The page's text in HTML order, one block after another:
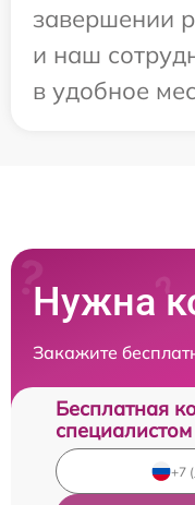
завершении
и наш
в удобное
Нужна
Закажите
Бесплатная
специалистом